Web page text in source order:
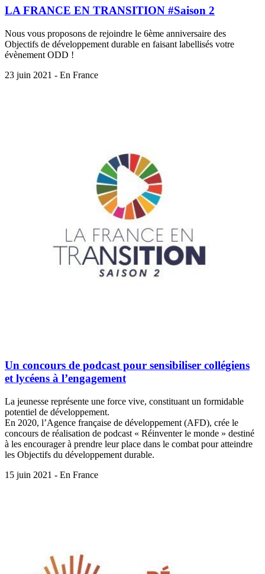
LA FRANCE EN TRANSITION #Saison 2
Nous vous proposons de rejoindre le 6ème anniversaire des
Objectifs de développement durable en faisant labellisés votre
évènement ODD !
23 juin 2021 - En France
Un concours de podcast pour sensibiliser collégiens
et lycéens à l’engagement
La jeunesse représente une force vive, constituant un formidable
potentiel de développement.
En 2020, l’Agence française de développement (AFD), crée le
concours de réalisation de podcast « Réinventer le monde » destiné
à les encourager à prendre leur place dans le combat pour atteindre
les Objectifs du développement durable.
15 juin 2021 - En France